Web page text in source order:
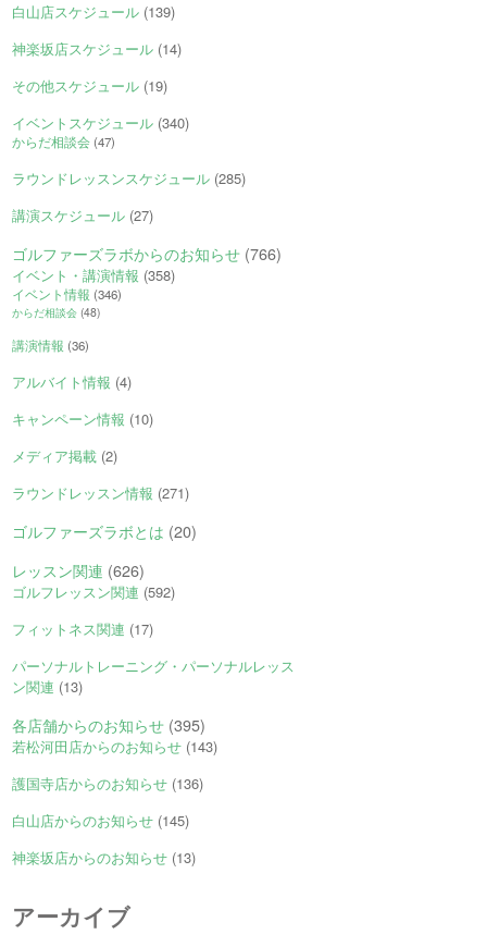
白山店スケジュール (139)
神楽坂店スケジュール (14)
その他スケジュール (19)
イベントスケジュール (340)
からだ相談会 (47)
ラウンドレッスンスケジュール (285)
講演スケジュール (27)
ゴルファーズラボからのお知らせ (766)
イベント・講演情報 (358)
イベント情報 (346)
からだ相談会 (48)
講演情報 (36)
アルバイト情報 (4)
キャンペーン情報 (10)
メディア掲載 (2)
ラウンドレッスン情報 (271)
ゴルファーズラボとは (20)
レッスン関連 (626)
ゴルフレッスン関連 (592)
フィットネス関連 (17)
パーソナルトレーニング・パーソナルレッス
ン関連 (13)
各店舗からのお知らせ (395)
若松河田店からのお知らせ (143)
護国寺店からのお知らせ (136)
白山店からのお知らせ (145)
神楽坂店からのお知らせ (13)
アーカイブ